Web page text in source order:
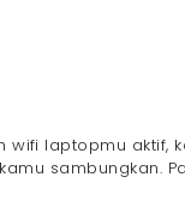
laptopmu aktif,
sambungkan.